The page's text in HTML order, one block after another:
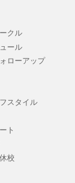
クル
ール
ローアップ
スタイル
ト
校